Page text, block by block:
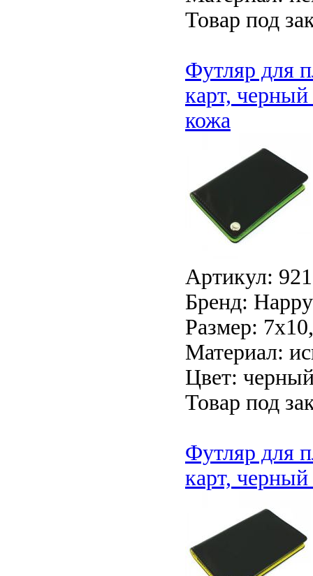
Товар под
Футляр для
карт,
кожа
Артикул:
Бренд:
Размер:
Материал:
Цвет:
Товар под
Футляр для
карт,